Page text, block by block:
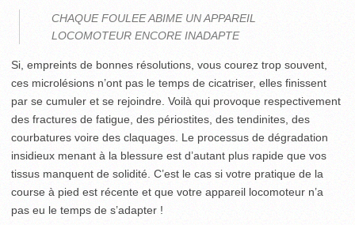
CHAQUE FOULEE ABIME UN APPAREIL
LOCOMOTEUR ENCORE INADAPTE
Si, empreints de bonnes résolutions, vous courez trop souvent,
ces microlésions n’ont pas le temps de cicatriser, elles finissent
par se cumuler et se rejoindre. Voilà qui provoque respectivement
des fractures de fatigue, des périostites, des tendinites, des
courbatures voire des claquages. Le processus de dégradation
insidieux menant à la blessure est d’autant plus rapide que vos
tissus manquent de solidité. C’est le cas si votre pratique de la
course à pied est récente et que votre appareil locomoteur n’a
pas eu le temps de s’adapter !